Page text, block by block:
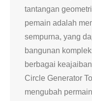
tantangan
pemain adalah
sempurna, yang
bangunan
berbagai
Circle Generator
mengubah